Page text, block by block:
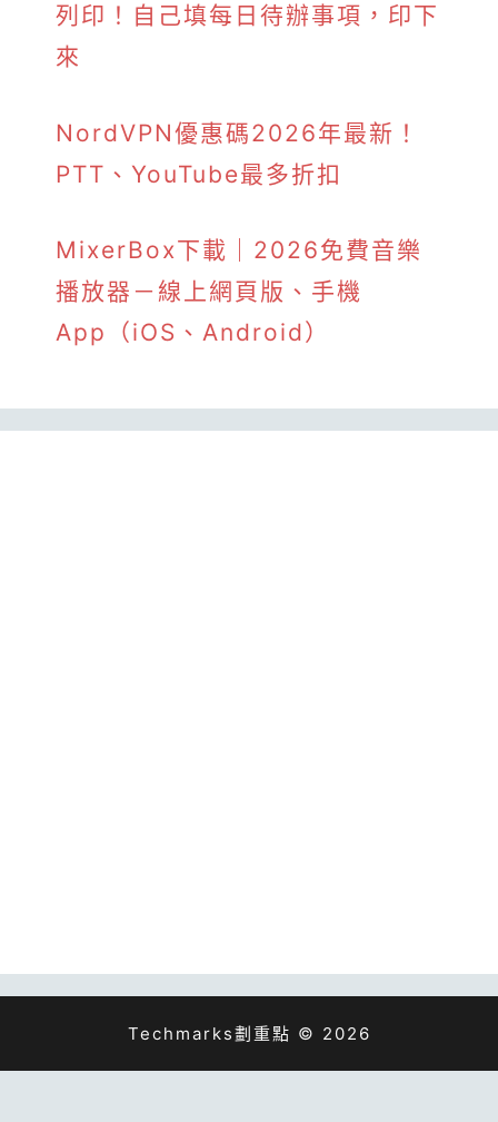
列印！自己填每日待辦事項，印下
來
NordVPN優惠碼2026年最新！
PTT、YouTube最多折扣
MixerBox下載｜2026免費音樂
播放器－線上網頁版、手機
App（iOS、Android）
Techmarks劃重點 © 2026